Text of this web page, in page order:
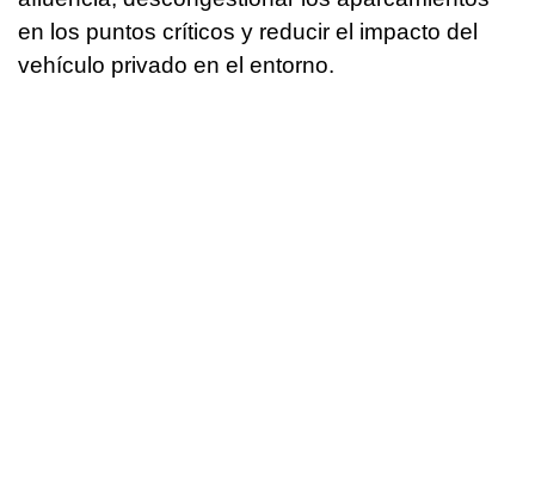
en los puntos críticos y reducir el impacto del
vehículo privado en el entorno.